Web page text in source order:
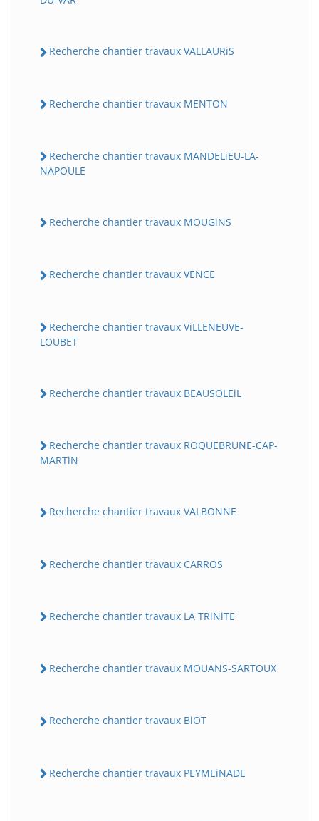
Recherche chantier travaux VALLAURiS
Recherche chantier travaux MENTON
Recherche chantier travaux MANDELiEU-LA-
NAPOULE
Recherche chantier travaux MOUGiNS
Recherche chantier travaux VENCE
Recherche chantier travaux ViLLENEUVE-
LOUBET
Recherche chantier travaux BEAUSOLEiL
Recherche chantier travaux ROQUEBRUNE-CAP-
MARTiN
Recherche chantier travaux VALBONNE
Recherche chantier travaux CARROS
Recherche chantier travaux LA TRiNiTE
Recherche chantier travaux MOUANS-SARTOUX
Recherche chantier travaux BiOT
Recherche chantier travaux PEYMEiNADE